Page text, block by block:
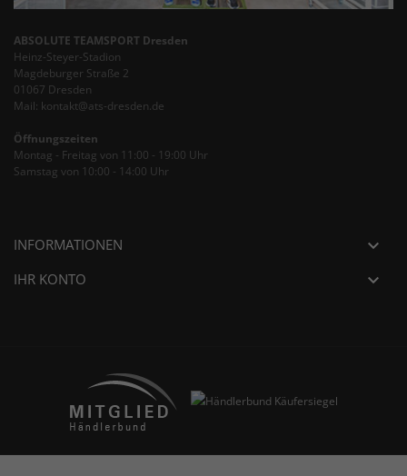
ABSOLUTE TEAMSPORT Dresden
Heinz-Steyer-Stadion
Magdeburger Straße 2
01067 Dresden
Mail: kontakt@ats-dresden.de
Öffnungszeiten
Montag - Freitag von 11:00 - 19:00 Uhr
Samstag von 10:00 - 14:00 Uhr
INFORMATIONEN 
IHR KONTO 